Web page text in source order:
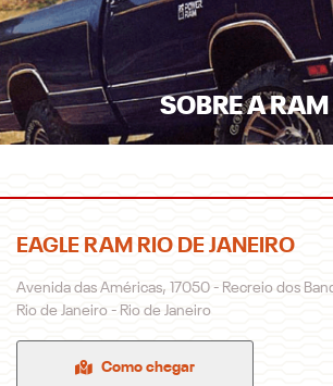
SOBRE A RAM
EAGLE RAM RIO DE JANEIRO
Avenida das Américas, 17050 - Recreio dos
Rio de Janeiro - Rio de Janeiro
Como chegar